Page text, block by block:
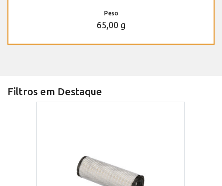
Peso
65,00 g
Filtros em Destaque